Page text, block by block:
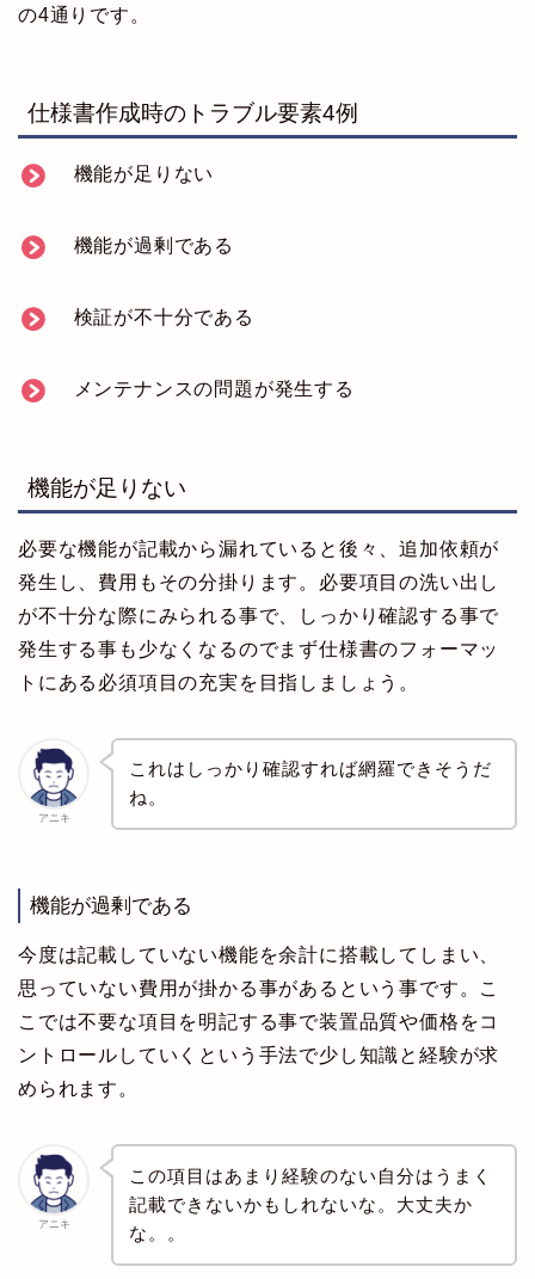
の4通りです。
仕様書作成時のトラブル要素4例
機能が足りない
機能が過剰である
検証が不十分である
メンテナンスの問題が発生する
機能が足りない
必要な機能が記載から漏れていると後々、追加依頼が
発生し、費用もその分掛ります。必要項目の洗い出し
が不十分な際にみられる事で、しっかり確認する事で
発生する事も少なくなるのでまず仕様書のフォーマッ
トにある必須項目の充実を目指しましょう。
アニキ
これはしっかり確認すれば網羅できそうだ
ね。
機能が過剰である
今度は記載していない機能を余計に搭載してしまい、
思っていない費用が掛かる事があるという事です。こ
こでは不要な項目を明記する事で装置品質や価格をコ
ントロールしていくという手法で少し知識と経験が求
められます。
アニキ
この項目はあまり経験のない自分はうまく
記載できないかもしれないな。大丈夫か
な。。